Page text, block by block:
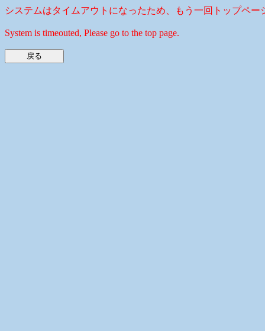
システムはタイムアウトになったため、もう一回トップペー
System is timeouted, Please go to the top page.